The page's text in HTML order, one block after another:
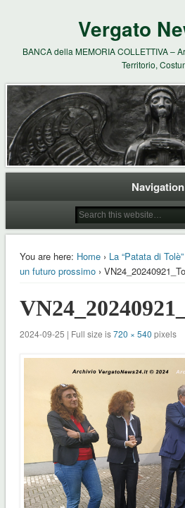
Vergato
BANCA della MEMORIA COLLETTIVA –
Territorio,
Navigation
You are here: Home› La “Patata di
un futuro prossimo›
2024-09-25 | Full size is720 × 540 pixels